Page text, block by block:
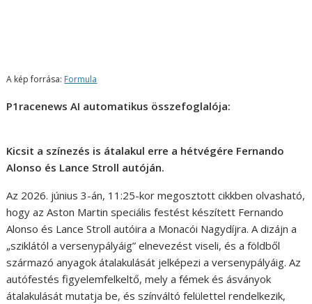
A kép forrása: Formula
P1racenews AI automatikus összefoglalója:
Kicsit a színezés is átalakul erre a hétvégére Fernando
Alonso és Lance Stroll autóján.
Az 2026. június 3-án, 11:25-kor megosztott cikkben olvasható,
hogy az Aston Martin speciális festést készített Fernando
Alonso és Lance Stroll autóira a Monacói Nagydíjra. A dizájn a
„sziklától a versenypályáig” elnevezést viseli, és a földből
származó anyagok átalakulását jelképezi a versenypályáig. Az
autófestés figyelemfelkeltő, mely a fémek és ásványok
átalakulását mutatja be, és színváltó felülettel rendelkezik,